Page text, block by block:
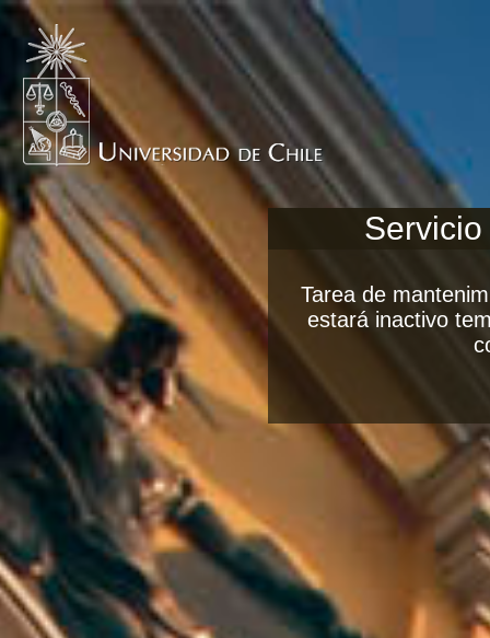
Tarea de
estará inactivo